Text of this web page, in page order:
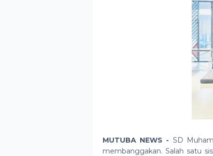
MUTUBA NEWS - SD
membanggakan. Salah satu